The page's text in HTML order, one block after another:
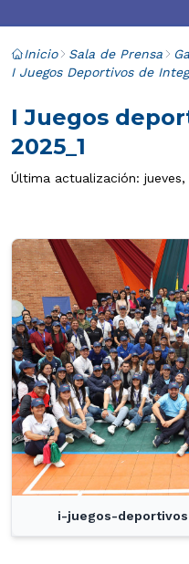
Inicio Sala de Prensa
I Juegos Deportivos de
I Juegos
2025_1
Última actualización:
i-juegos-